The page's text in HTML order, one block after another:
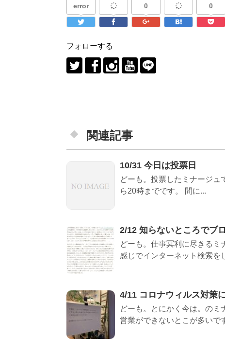
error 0 0
フォローする
関連記事
10/31 今日は投票日
どーも。投票したミナージュ
ら20時までです。 間に...
2/12 知らないところでブ
どーも。仕事冥利に尽きるミ
感じでインターネット検索を
4/11 コロナウィルス対策
どーも。とにかく今は。のミ
営業ができないとこが多いで